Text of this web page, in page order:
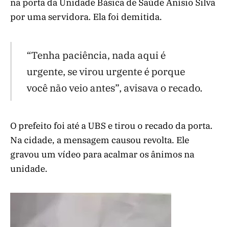
na porta da Unidade Básica de Saúde Anísio Silva
por uma servidora. Ela foi demitida.
“Tenha paciência, nada aqui é
urgente, se virou urgente é porque
você não veio antes”, avisava o recado.
O prefeito foi até a UBS e tirou o recado da porta.
Na cidade, a mensagem causou revolta. Ele
gravou um vídeo para acalmar os ânimos na
unidade.